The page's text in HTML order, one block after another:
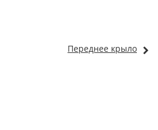
Переднее крыло